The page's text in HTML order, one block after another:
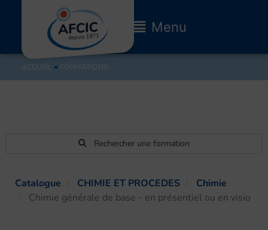
Main
Menu
Menu
ACCUEIL ● FORMATIONS
Rechercher une formation
Catalogue CHIMIE ET PROCEDES
Chimie
Chimie générale de base - en présentiel ou en visio